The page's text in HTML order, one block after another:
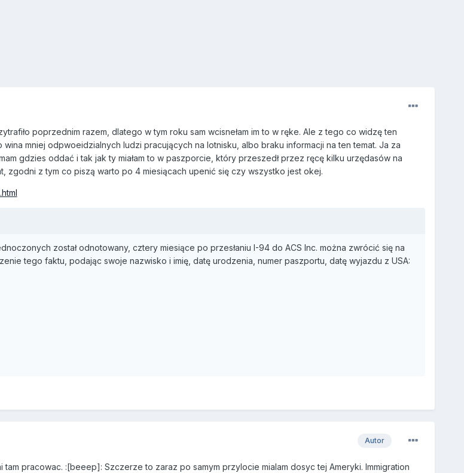
poprzednim razem, dlatego w tym roku sam wcisnełam im to w ręke. Ale z tego co widzę ten
mniej odpwoeidzialnych ludzi pracujących na lotnisku, albo braku informacji na ten temat. Ja za
gdzies oddać i tak jak ty miałam to w paszporcie, który przeszedł przez ręcę kilku urzędasów na
zgodni z tym co piszą warto po 4 miesiącach upenić się czy wszystko jest okej.
został odnotowany, cztery miesiące po przesłaniu I-94 do ACS Inc. można zwrócić się na
tego faktu, podając swoje nazwisko i imię, datę urodzenia, numer paszportu, datę wyjazdu z USA:
Autor
pracowac. :[beeep]: Szczerze to zaraz po samym przylocie mialam dosyc tej Ameryki. Immigration